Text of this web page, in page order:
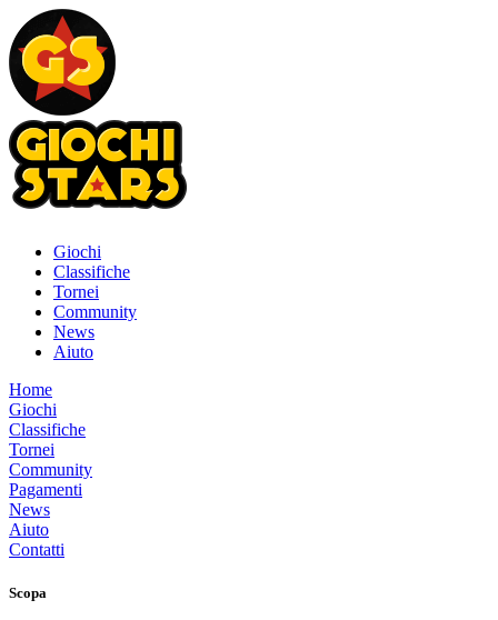
Giochi
Classifiche
Tornei
Community
News
Aiuto
Home
Giochi
Classifiche
Tornei
Community
Pagamenti
News
Aiuto
Contatti
Scopa